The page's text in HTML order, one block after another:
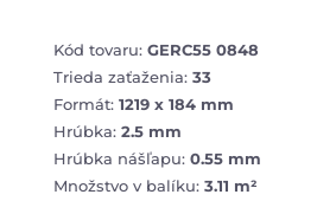
Kód tovaru: GERC55 0848
Trieda zaťaženia:33
Formát:1219 x 184 mm
Hrúbka: 2.5 mm
Hrúbka nášľapu: 0.55 mm
Množstvo v balíku: 3.11 m²